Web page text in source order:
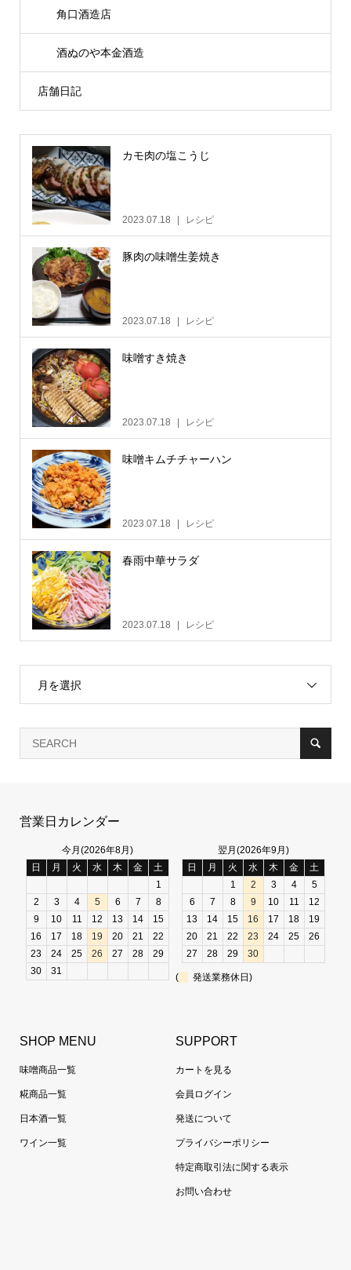
角口酒造店
酒ぬのや本金酒造
店舗日記
カモ肉の塩こうじ
2023.07.18 レシピ
豚肉の味噌生姜焼き
2023.07.18 レシピ
味噌すき焼き
2023.07.18 レシピ
味噌キムチチャーハン
2023.07.18 レシピ
春雨中華サラダ
2023.07.18 レシピ
月を選択
営業日カレンダー
今月(2026年8月)
日
月 火 水 木 金
土
1
2
3 4 5 6 7
8
9
10 11 12 13 14
15
16
17 18 19 20 21
22
23
24 25 26 27 28
29
30
31
翌月(2026年9月)
日
月 火 水 木 金
土
1
2 3 4
5
6
7 8 9 10 11
12
13
14 15 16 17 18
19
20
21 22 23 24 25
26
27
28 29 30
( 発送業務休日)
SHOP MENU
味噌商品一覧
糀商品一覧
日本酒一覧
ワイン一覧
SUPPORT
カートを見る
会員ログイン
発送について
プライバシーポリシー
特定商取引法に関する表示
お問い合わせ